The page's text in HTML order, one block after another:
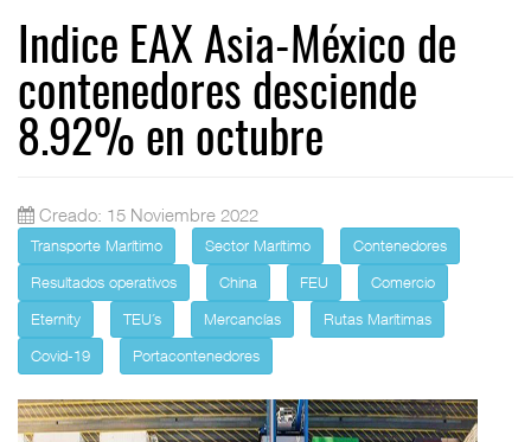
Indice EAX Asia-México de
contenedores desciende
8.92% en octubre
Creado: 15 Noviembre 2022
Transporte Marítimo Sector Marítimo
Contenedores
Resultados operativos
China FEU
Comercio
Eternity
TEU´s Mercancías
Rutas Marítimas
Covid-19
Portacontenedores